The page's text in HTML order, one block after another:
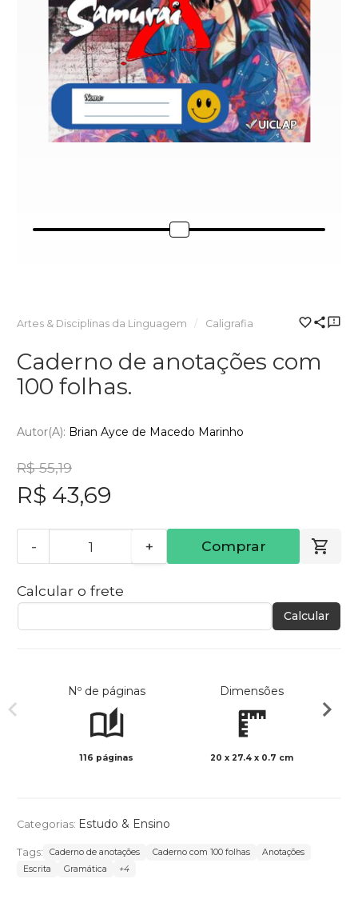
Artes & Disciplinas da Linguagem Caligrafia
Caderno de anotações com
100 folhas.
Autor(a): Brian Ayce de Macedo Marinho
R$ 55,19
R$ 43,69
- + Comprar
Calcular o frete
Calcular
Nº de páginas
116 páginas
Dimensões
20 x 27.4 x 0.7 cm
Categorias: Estudo & Ensino
Tags: Caderno de anotações Caderno com 100 folhas
Anotações
Escrita
Gramática +4